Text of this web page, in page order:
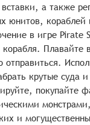
а также
юнитов, кораблей
в игре Pirate
корабля.
крутые
покупайте
и